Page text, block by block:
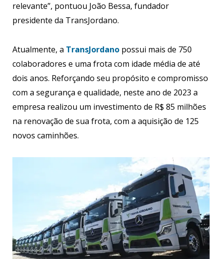
relevante”, pontuou João Bessa, fundador
presidente da TransJordano.
Atualmente, a TransJordano possui mais de 750
colaboradores e uma frota com idade média de até
dois anos. Reforçando seu propósito e compromisso
com a segurança e qualidade, neste ano de 2023 a
empresa realizou um investimento de R$ 85 milhões
na renovação de sua frota, com a aquisição de 125
novos caminhões.